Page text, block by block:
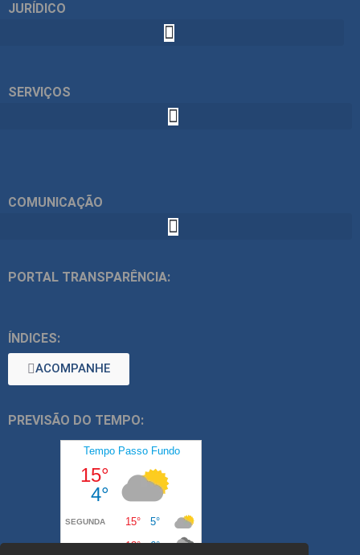
JURÍDICO
SERVIÇOS
COMUNICAÇÃO
PORTAL TRANSPARÊNCIA:
ÍNDICES:
ACOMPANHE
PREVISÃO DO TEMPO: